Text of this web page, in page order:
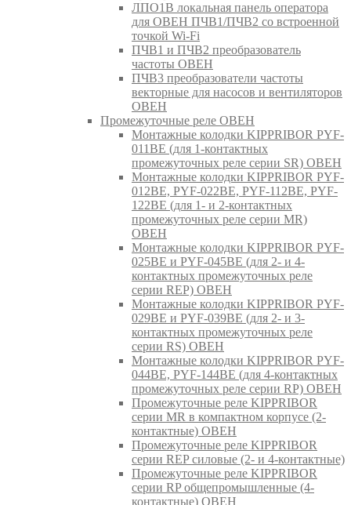
ЛПО1В локальная панель оператора
для ОВЕН ПЧВ1/ПЧВ2 со встроенной
точкой Wi-Fi
ПЧВ1 и ПЧВ2 преобразователь
частоты ОВЕН
ПЧВ3 преобразователи частоты
векторные для насосов и вентиляторов
ОВЕН
Промежуточные реле ОВЕН
Монтажные колодки KIPPRIBOR PYF-
011BE (для 1-контактных
промежуточных реле серии SR) ОВЕН
Монтажные колодки KIPPRIBOR PYF-
012BE, PYF-022BE, PYF-112BE, PYF-
122BE (для 1- и 2-контактных
промежуточных реле серии MR)
ОВЕН
Монтажные колодки KIPPRIBOR PYF-
025BE и PYF-045BE (для 2- и 4-
контактных промежуточных реле
серии REP) ОВЕН
Монтажные колодки KIPPRIBOR PYF-
029BE и PYF-039BE (для 2- и 3-
контактных промежуточных реле
серии RS) ОВЕН
Монтажные колодки KIPPRIBOR PYF-
044BE, PYF-144BE (для 4-контактных
промежуточных реле серии RP) ОВЕН
Промежуточные реле KIPPRIBOR
серии MR в компактном корпусе (2-
контактные) ОВЕН
Промежуточные реле KIPPRIBOR
серии REP силовые (2- и 4-контактные)
Промежуточные реле KIPPRIBOR
серии RP общепромышленные (4-
контактные) ОВЕН